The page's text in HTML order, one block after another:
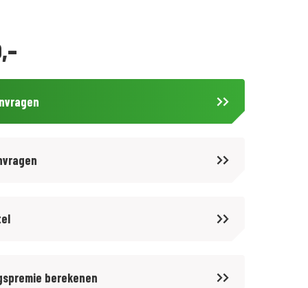
berekenen